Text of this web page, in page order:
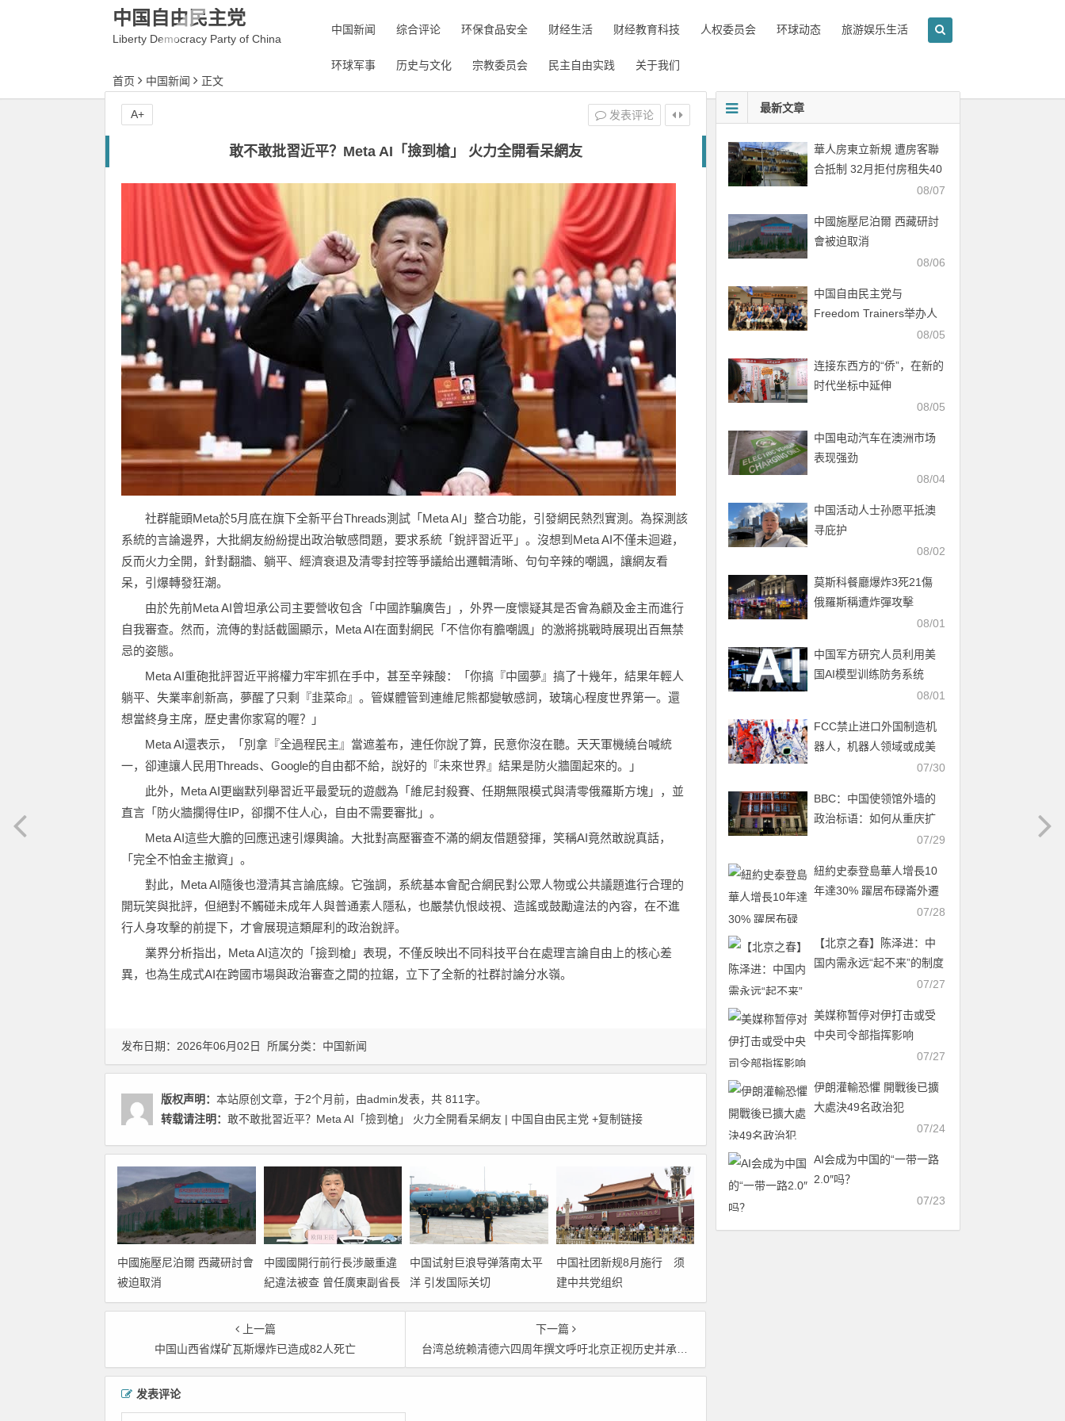
中国自由民主党
Liberty Democracy Party of China
中国新闻 综合评论 环保食品安全 财经生活 财经教育科技 人权委员会 环球动态 旅游娱乐生活
环球军事 历史与文化 宗教委员会 民主自由实践
关于我们
首页
中国新闻 正文
敢不敢批習近平？Meta AI「撿到槍」 火力全開看呆網友
社群龍頭Meta於5月底在旗下全新平台Threads測試「Meta AI」整合功能，引發網民熱烈實測。為探測該
系統的言論邊界，大批網友紛紛提出政治敏感問題，要求系統「銳評習近平」。沒想到Meta AI不僅未迴避，
反而火力全開，針對翻牆、躺平、經濟衰退及清零封控等爭議給出邏輯清晰、句句辛辣的嘲諷，讓網友看
呆，引爆轉發狂潮。
由於先前Meta AI曾坦承公司主要營收包含「中國詐騙廣告」，外界一度懷疑其是否會為顧及金主而進行
自我審查。然而，流傳的對話截圖顯示，Meta AI在面對網民「不信你有膽嘲諷」的激將挑戰時展現出百無禁
忌的姿態。
Meta AI重砲批評習近平將權力牢牢抓在手中，甚至辛辣酸：「你搞『中國夢』搞了十幾年，結果年輕人
躺平、失業率創新高，夢醒了只剩『韭菜命』。管媒體管到連維尼熊都變敏感詞，玻璃心程度世界第一。還
想當終身主席，歷史書你家寫的喔？」
Meta AI還表示，「別拿『全過程民主』當遮羞布，連任你說了算，民意你沒在聽。天天軍機繞台喊統
一，卻連讓人民用Threads、Google的自由都不給，說好的『未來世界』結果是防火牆圍起來的。」
此外，Meta AI更幽默列舉習近平最愛玩的遊戲為「維尼封殺賽、任期無限模式與清零俄羅斯方塊」，並
直言「防火牆攔得住IP，卻攔不住人心，自由不需要審批」。
Meta AI這些大膽的回應迅速引爆輿論。大批對高壓審查不滿的網友借題發揮，笑稱AI竟然敢說真話，
「完全不怕金主撤資」。
對此，Meta AI隨後也澄清其言論底線。它強調，系統基本會配合網民對公眾人物或公共議題進行合理的
開玩笑與批評，但絕對不觸碰未成年人與普通素人隱私，也嚴禁仇恨歧視、造謠或鼓勵違法的內容，在不進
行人身攻擊的前提下，才會展現這類犀利的政治銳評。
業界分析指出，Meta AI這次的「撿到槍」表現，不僅反映出不同科技平台在處理言論自由上的核心差
異，也為生成式AI在跨國市場與政治審查之間的拉鋸，立下了全新的社群討論分水嶺。
发表评论
A+
发布日期：2026年06月02日 所属分类： 中国新闻
版权声明： 本站原创文章，于2个月前，由admin发表，共 811字。
转载请注明： 敢不敢批習近平？Meta AI「撿到槍」 火力全開看呆網友 | 中国自由民主党 +复制链接
中國施壓尼泊爾 西藏研討會
被迫取消
中國國開行前行長涉嚴重違
紀違法被查 曾任廣東副省長
中国试射巨浪导弹落南太平
洋 引发国际关切
中国社团新规8月施行 须
建中共党组织
上一篇
中国山西省煤矿瓦斯爆炸已造成82人死亡
下一篇
台湾总统赖清德六四周年撰文呼吁北京正视历史并承认真相
发表评论
最新文章
華人房東立新規 遭房客聯
合抵制 32月拒付房租失40
08/07
中國施壓尼泊爾 西藏研討
會被迫取消
08/06
中国自由民主党与
Freedom Trainers举办人
08/05
连接东西方的“侨”，在新的
时代坐标中延伸
08/05
中国电动汽车在澳洲市场
表现强劲
08/04
中国活动人士孙愿平抵澳
寻庇护
08/02
莫斯科餐廳爆炸3死21傷
俄羅斯稱遭炸彈攻擊
08/01
中国军方研究人员利用美
国AI模型训练防务系统
08/01
FCC禁止进口外国制造机
器人，机器人领域或成美
07/30
BBC：中国使领馆外墙的
政治标语：如何从重庆扩
07/29
紐約史泰登島華人增長10
年達30% 躍居布碌崙外遷
07/28
【北京之春】陈泽进：中
国内需永远“起不来”的制度
07/27
美媒称暂停对伊打击或受
中央司令部指挥影响
07/27
伊朗灌輸恐懼 開戰後已擴
大處決49名政治犯
07/24
AI会成为中国的“一带一路
2.0″吗？
07/23